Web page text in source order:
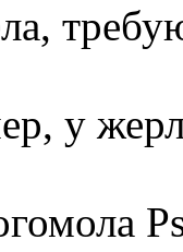
у